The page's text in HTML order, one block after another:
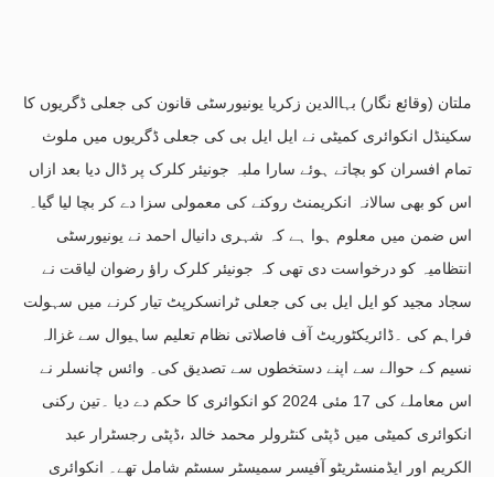
ملتان (وقائع نگار) بہاالدین زکریا یونیورسٹی قانون کی جعلی ڈگریوں کا
سکینڈل انکوائری کمیٹی نے ایل ایل بی کی جعلی ڈگریوں میں ملوث
تمام افسران کو بچاتے ہوئے سارا ملبہ جونیئر کلرک پر ڈال دیا بعد ازاں
اس کو بھی سالانہ انکریمنٹ روکنے کی معمولی سزا دے کر بچا لیا گیا۔
اس ضمن میں معلوم ہوا ہے کہ شہری دانیال احمد نے یونیورسٹی
انتظامیہ کو درخواست دی تھی کہ جونیئر کلرک راؤ رضوان لیاقت نے
سجاد مجید کو ایل ایل بی کی جعلی ٹرانسکرپٹ تیار کرنے میں سہولت
فراہم کی ۔ڈائریکٹوریٹ آف فاصلاتی نظام تعلیم ساہیوال سے غزالہ
نسیم کے حوالے سے اپنے دستخطوں سے تصدیق کی۔ وائس چانسلر نے
اس معاملے کی 17 مئی 2024 کو انکوائری کا حکم دے دیا ۔تین رکنی
انکوائری کمیٹی میں ڈپٹی کنٹرولر محمد خالد ،ڈپٹی رجسٹرار عبد
الکریم اور ایڈمنسٹریٹو آفیسر سمیسٹر سسٹم شامل تھے۔ انکوائری